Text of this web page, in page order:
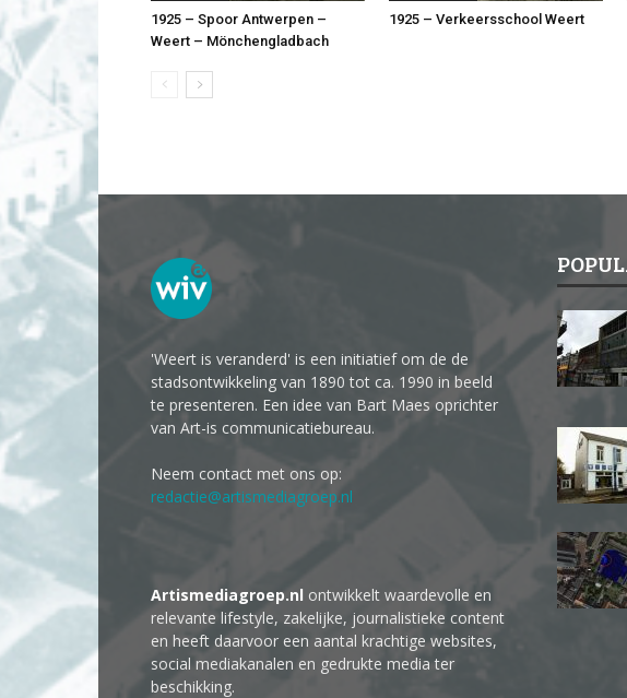
1925 – Spoor Antwerpen –
Weert – Mönchengladbach
1925 – Verkeersschool Weert
'Weert is veranderd' is een initiatief om de de
stadsontwikkeling van 1890 tot ca. 1990 in beeld
te presenteren. Een idee van Bart Maes oprichter
van Art-is communicatiebureau.
Neem contact met ons op:
redactie@artismediagroep.nl
Artismediagroep.nl ontwikkelt waardevolle en
relevante lifestyle, zakelijke, journalistieke content
en heeft daarvoor een aantal krachtige websites,
social mediakanalen en gedrukte media ter
beschikking.